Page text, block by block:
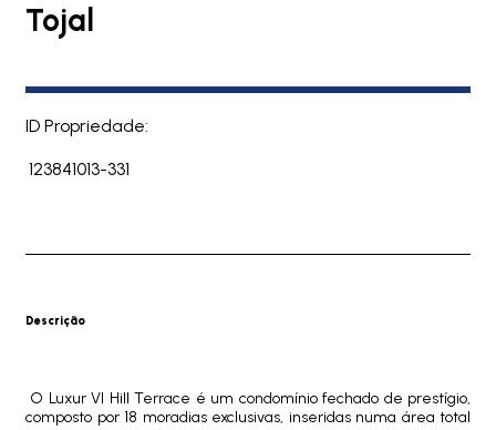
Tojal
ID Propriedade:
123841013-331
Descrição
O Luxur VI Hill Terrace é um condomínio fechado de prestígio,
composto por 18 moradias exclusivas, inseridas numa área total